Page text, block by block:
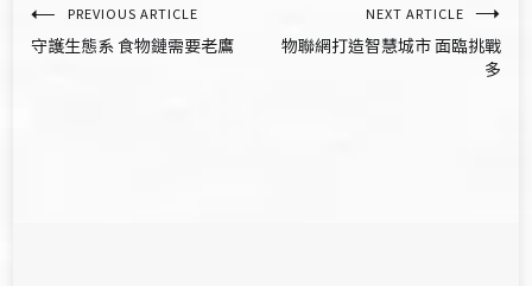
文
章
PREVIOUS ARTICLE
守護生態系 食物鏈需要老鷹
NEXT ARTICLE
物聯網打造智慧城市 面臨挑戰
多